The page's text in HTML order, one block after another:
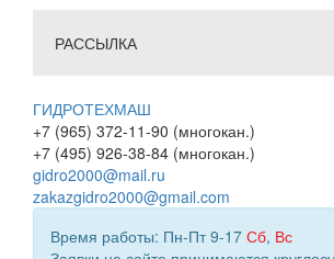
РАССЫЛКА
ГИДРОТЕХМАШ
+7 (965) 372-11-90 (многокан.)
+7 (495) 926-38-84 (многокан.)
gidro2000@mail.ru
zakazgidro2000@gmail.com
Время работы: Пн-Пт 9-17 Сб, Вс